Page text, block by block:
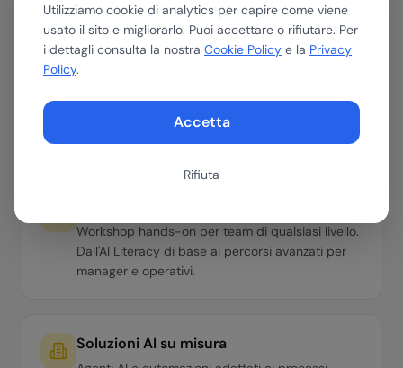
Utilizziamo cookie di analytics per capire come viene
usato il sito e migliorarlo. Puoi accettare o rifiutare. Per
i dettagli consulta la nostra Cookie Policy e la Privacy
Policy.
Accetta
Rifiuta
Assessment AI
nella tua azienda del settore Costruzioni & Real
Workshop hands-on per team di qualsiasi livello.
Dall'AI Literacy di base ai percorsi avanzati per
manager e operativi.
Soluzioni AI su misura